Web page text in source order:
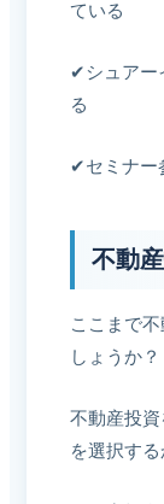
ている
✔シュアー
る
✔セミナー
不動
ここまで
しょうか？
不動産投
を選択する